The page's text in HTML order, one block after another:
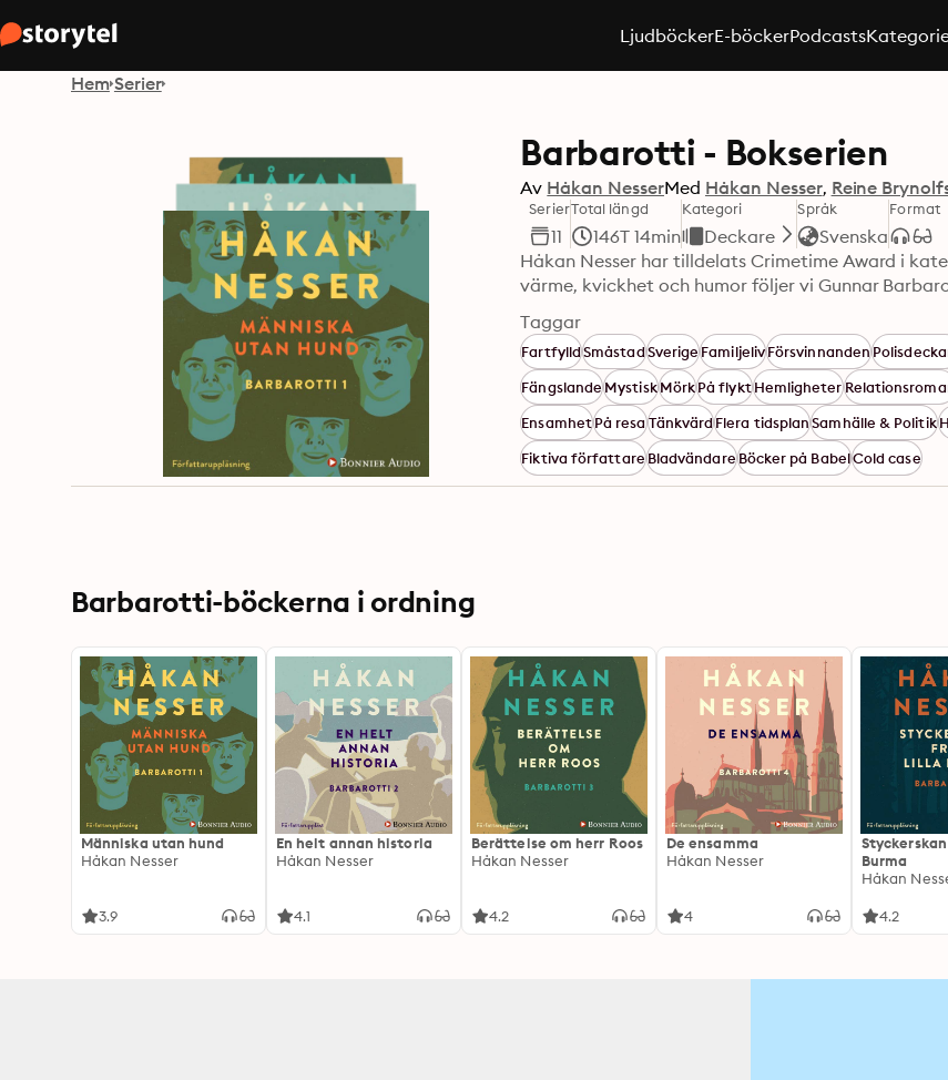
LjudböckerE-böckerPodcasts
Hem Serier
Barbarotti - Bokserien
Av Håkan NesserMed Håkan Nesser Reine
Serier
11
Total längd
146T 14min
Kategori
Deckare
Språk
Svenska
Format
Håkan Nesser har tilldelats Crimetime Award i
Taggar
FartfylldSmåstadSverigeFamiljelivFörsvinnanden
FängslandeMystiskMörkPå flyktHemligheter
EnsamhetPå resaTänkvärdFlera tidsplanSamhälle & Politik
Fiktiva författareBladvändareBöcker på BabelCold case
Barbarotti-böckerna i ordning
Människa utan hund
Håkan Nesser
3.9
En helt annan historia
Håkan Nesser
4.1
Berättelse om herr Roos
Håkan Nesser
4.2
De ensamma
Håkan Nesser
4
Burma
Håkan
4.2